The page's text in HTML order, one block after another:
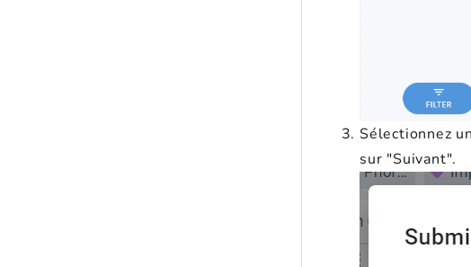
Sélectionnez
sur "Suivant".